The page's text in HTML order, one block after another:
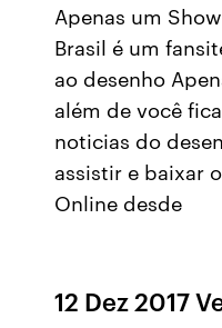
Apenas um
Brasil é um
ao desenho
além de você
noticias do
assistir e baixar
Online desde
12 Dez 2017